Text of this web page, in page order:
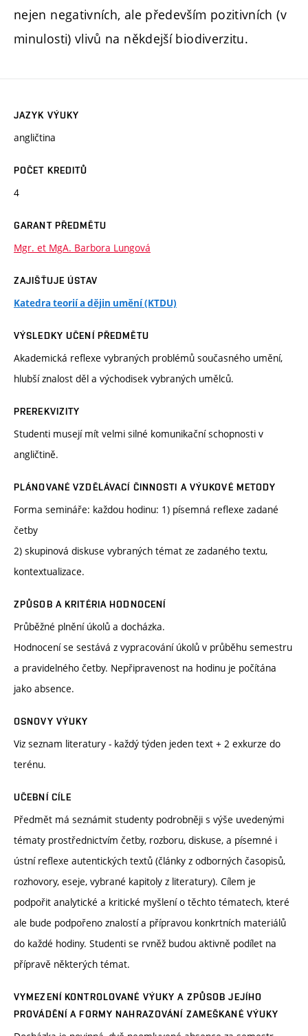
nejen negativních, ale především pozitivních (v
minulosti) vlivů na někdejší biodiverzitu.
JAZYK VÝUKY
angličtina
POČET KREDITŮ
4
GARANT PŘEDMĚTU
Mgr. et MgA. Barbora Lungová
ZAJIŠŤUJE ÚSTAV
Katedra teorií a dějin umění (KTDU)
VÝSLEDKY UČENÍ PŘEDMĚTU
Akademická reflexe vybraných problémů současného umění,
hlubší znalost děl a východisek vybraných umělců.
PREREKVIZITY
Studenti musejí mít velmi silné komunikační schopnosti v
angličtině.
PLÁNOVANÉ VZDĚLÁVACÍ ČINNOSTI A VÝUKOVÉ METODY
Forma semináře: každou hodinu: 1) písemná reflexe zadané
četby
2) skupinová diskuse vybraných témat ze zadaného textu,
kontextualizace.
ZPŮSOB A KRITÉRIA HODNOCENÍ
Průběžné plnění úkolů a docházka.
Hodnocení se sestává z vypracování úkolů v průběhu semestru
a pravidelného četby. Nepřipravenost na hodinu je počítána
jako absence.
OSNOVY VÝUKY
Viz seznam literatury - každý týden jeden text + 2 exkurze do
terénu.
UČEBNÍ CÍLE
Předmět má seznámit studenty podrobněji s výše uvedenými
tématy prostřednictvím četby, rozboru, diskuse, a písemné i
ústní reflexe autentických textů (články z odborných časopisů,
rozhovory, eseje, vybrané kapitoly z literatury). Cílem je
podpořit analytické a kritické myšlení o těchto tématech, které
ale bude podpořeno znalostí a přípravou konkrtních materiálů
do každé hodiny. Studenti se rvněž budou aktivně podílet na
přípravě některých témat.
VYMEZENÍ KONTROLOVANÉ VÝUKY A ZPŮSOB JEJÍHO
PROVÁDĚNÍ A FORMY NAHRAZOVÁNÍ ZAMEŠKANÉ VÝUKY